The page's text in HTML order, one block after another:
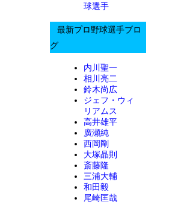
球選手
最新プロ野球選手ブロ
グ
内川聖一
相川亮二
鈴木尚広
ジェフ・ウィ
リアムス
高井雄平
廣瀬純
西岡剛
大塚晶則
斎藤隆
三浦大輔
和田毅
尾崎匡哉